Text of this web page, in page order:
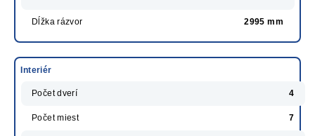
Dĺžka rázvor 2995 mm
Interiér
Počet dverí 4
Počet miest 7